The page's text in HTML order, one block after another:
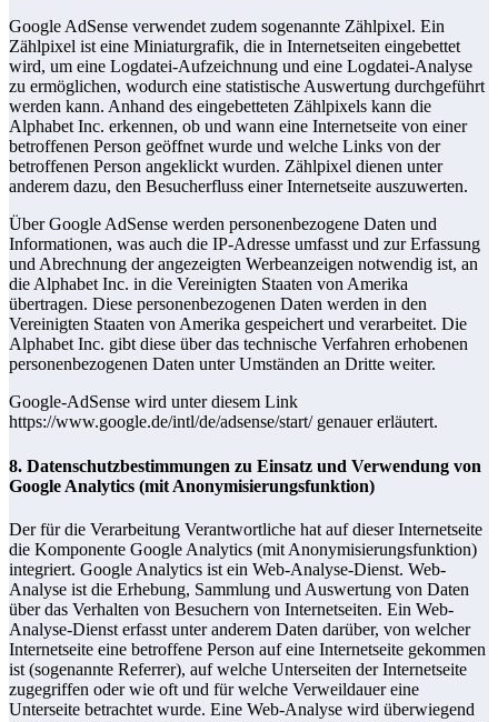
Google AdSense verwendet zudem sogenannte Zählpixel. Ein
Zählpixel ist eine Miniaturgrafik, die in Internetseiten eingebettet
wird, um eine Logdatei-Aufzeichnung und eine Logdatei-Analyse
zu ermöglichen, wodurch eine statistische Auswertung durchgeführt
werden kann. Anhand des eingebetteten Zählpixels kann die
Alphabet Inc. erkennen, ob und wann eine Internetseite von einer
betroffenen Person geöffnet wurde und welche Links von der
betroffenen Person angeklickt wurden. Zählpixel dienen unter
anderem dazu, den Besucherfluss einer Internetseite auszuwerten.
Über Google AdSense werden personenbezogene Daten und
Informationen, was auch die IP-Adresse umfasst und zur Erfassung
und Abrechnung der angezeigten Werbeanzeigen notwendig ist, an
die Alphabet Inc. in die Vereinigten Staaten von Amerika
übertragen. Diese personenbezogenen Daten werden in den
Vereinigten Staaten von Amerika gespeichert und verarbeitet. Die
Alphabet Inc. gibt diese über das technische Verfahren erhobenen
personenbezogenen Daten unter Umständen an Dritte weiter.
Google-AdSense wird unter diesem Link
https://www.google.de/intl/de/adsense/start/ genauer erläutert.
8. Datenschutzbestimmungen zu Einsatz und Verwendung von
Google Analytics (mit Anonymisierungsfunktion)
Der für die Verarbeitung Verantwortliche hat auf dieser Internetseite
die Komponente Google Analytics (mit Anonymisierungsfunktion)
integriert. Google Analytics ist ein Web-Analyse-Dienst. Web-
Analyse ist die Erhebung, Sammlung und Auswertung von Daten
über das Verhalten von Besuchern von Internetseiten. Ein Web-
Analyse-Dienst erfasst unter anderem Daten darüber, von welcher
Internetseite eine betroffene Person auf eine Internetseite gekommen
ist (sogenannte Referrer), auf welche Unterseiten der Internetseite
zugegriffen oder wie oft und für welche Verweildauer eine
Unterseite betrachtet wurde. Eine Web-Analyse wird überwiegend